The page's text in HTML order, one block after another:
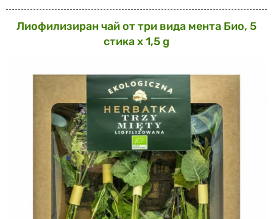
Лиофилизиран чай от три вида мента Био, 5
стика x 1,5 g